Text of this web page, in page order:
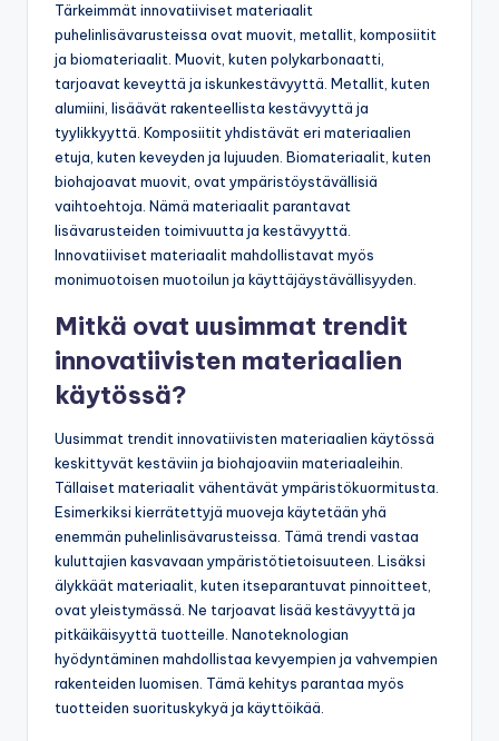
Tärkeimmät innovatiiviset materiaalit
puhelinlisävarusteissa ovat muovit, metallit, komposiitit
ja biomateriaalit. Muovit, kuten polykarbonaatti,
tarjoavat keveyttä ja iskunkestävyyttä. Metallit, kuten
alumiini, lisäävät rakenteellista kestävyyttä ja
tyylikkyyttä. Komposiitit yhdistävät eri materiaalien
etuja, kuten keveyden ja lujuuden. Biomateriaalit, kuten
biohajoavat muovit, ovat ympäristöystävällisiä
vaihtoehtoja. Nämä materiaalit parantavat
lisävarusteiden toimivuutta ja kestävyyttä.
Innovatiiviset materiaalit mahdollistavat myös
monimuotoisen muotoilun ja käyttäjäystävällisyyden.
Mitkä ovat uusimmat trendit
innovatiivisten materiaalien
käytössä?
Uusimmat trendit innovatiivisten materiaalien käytössä
keskittyvät kestäviin ja biohajoaviin materiaaleihin.
Tällaiset materiaalit vähentävät ympäristökuormitusta.
Esimerkiksi kierrätettyjä muoveja käytetään yhä
enemmän puhelinlisävarusteissa. Tämä trendi vastaa
kuluttajien kasvavaan ympäristötietoisuuteen. Lisäksi
älykkäät materiaalit, kuten itseparantuvat pinnoitteet,
ovat yleistymässä. Ne tarjoavat lisää kestävyyttä ja
pitkäikäisyyttä tuotteille. Nanoteknologian
hyödyntäminen mahdollistaa kevyempien ja vahvempien
rakenteiden luomisen. Tämä kehitys parantaa myös
tuotteiden suorituskykyä ja käyttöikää.